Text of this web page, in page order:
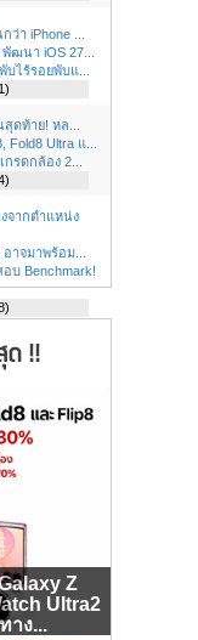
า iPhone ...
ฒนา iOS 27...
บไร้รอยพับแ...
ดท้าย! หล...
Fold8 Ultra แ...
รดกล้อง 2...
จากตำแหน่ง
าจมาพร้อม...
บ Benchmark!
Z
Ultra2
าง...